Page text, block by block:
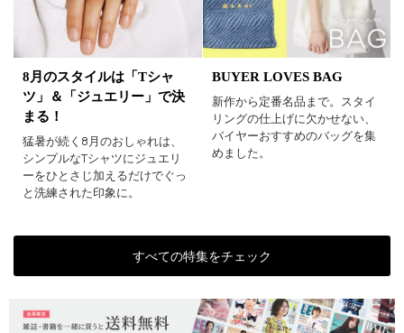
8月のスタイルは「Tシャ
ツ」＆「ジュエリー」で決
まる！
猛暑が続く8月のおしゃれは、
シンプルなTシャツにジュエリ
ーをひとさじ加えるだけでぐっ
と洗練された印象に。
BUYER LOVES BAG
新作から定番名品まで。スタイ
リングの仕上げに欠かせない、
バイヤーおすすめのバッグを集
めました。
すべての特集をチェック